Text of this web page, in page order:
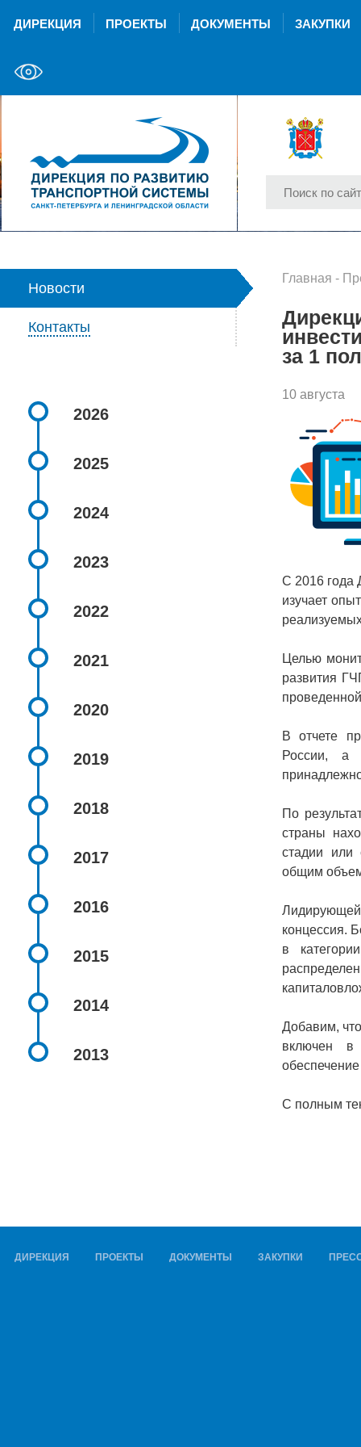
ДИРЕКЦИЯ ПРОЕКТЫ ДОКУМЕНТЫ ЗАКУПКИ
Новости
Контакты
2026
2025
2024
2023
2022
2021
2020
2019
2018
2017
2016
2015
2014
2013
Главная -
за 1
10 августа
С 2016 года
изучает
Целью
развития
В отчете
России, а
По
страны
стадии или
общим
концессия.
в
Добавим,
включен в
С полным
ДИРЕКЦИЯ ПРОЕКТЫ ДОКУМЕНТЫ ЗАКУПКИ